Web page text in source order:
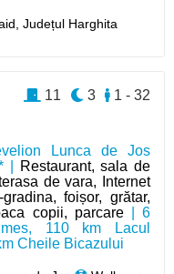
Județul Harghita
Lunca de Jos
|
Restaurant, sala de
de vara, Internet
foișor, grătar,
copii, parcare| 6
110 km Lacul
Cheile Bicazului
1 - 32
3
11